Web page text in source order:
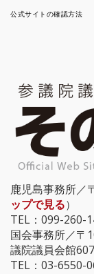
公式サイトの確認方法
鹿児島事務所／
ップで見る）
TEL：099-260-
国会事務所／〒
議院議員会館
TEL：03-6550-